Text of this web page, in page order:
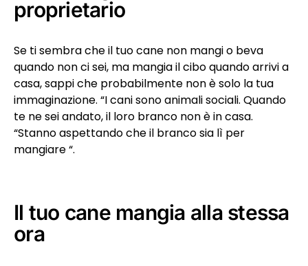
proprietario
Se ti sembra che il tuo cane non mangi o beva
quando non ci sei, ma mangia il cibo quando arrivi a
casa, sappi che probabilmente non è solo la tua
immaginazione. “I cani sono animali sociali. Quando
te ne sei andato, il loro branco non è in casa.
“Stanno aspettando che il branco sia lì per
mangiare “.
Il tuo cane mangia alla stessa
ora